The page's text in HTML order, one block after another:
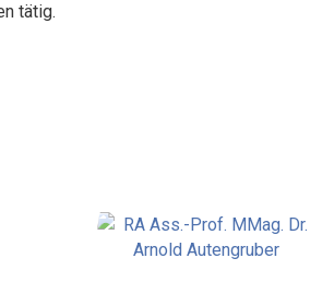
tätig.